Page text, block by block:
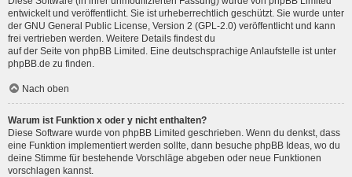
entwickelt und veröffentlicht. Sie ist urheberrechtlich geschützt. Sie wurde unter
der GNU General Public License, Version 2 (GPL-2.0) veröffentlicht und kann
frei vertrieben werden. Weitere Details findest du
auf der Seite von phpBB Limited . Eine deutschsprachige Anlaufstelle ist unter
phpBB.de zu finden.
Nach oben
Warum ist Funktion x oder y nicht enthalten?
Diese Software wurde von phpBB Limited geschrieben. Wenn du denkst, dass
eine Funktion implementiert werden sollte, dann besuche phpBB Ideas, wo du
deine Stimme für bestehende Vorschläge abgeben oder neue Funktionen
vorschlagen kannst.